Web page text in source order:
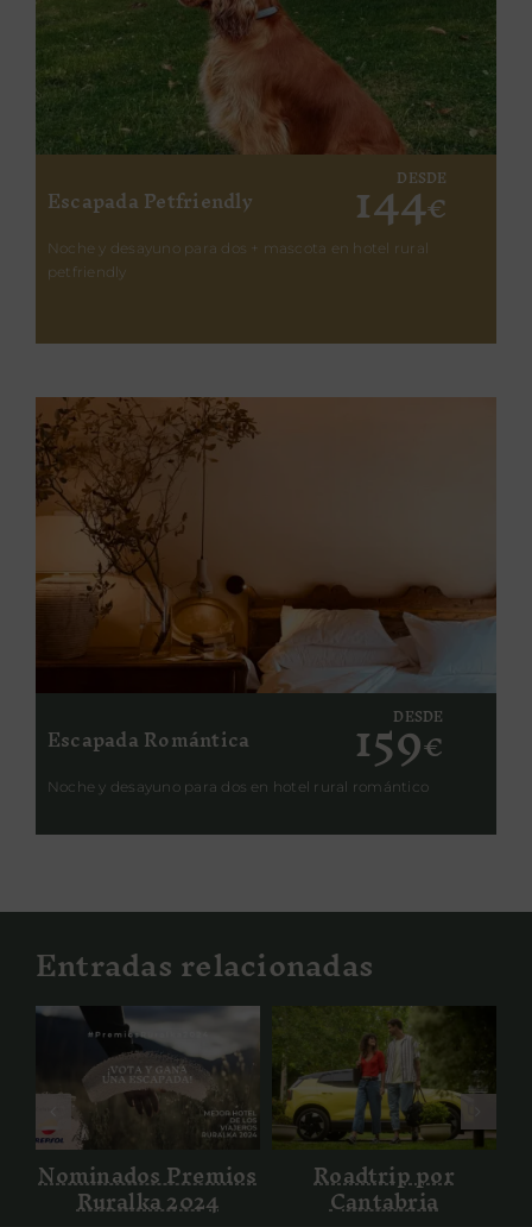
Escapada Petfriendly
DESDE
144€
Noche y desayuno para dos + mascota en hotel rural
petfriendly
Escapada Romántica
DESDE
159€
Noche y desayuno para dos en hotel rural romántico
Entradas relacionadas
Nominados
Premios
Ruralka 2024
Nominados Premios
Ruralka 2024
Roadtrip por
Cantabria
Roadtrip por
Cantabria